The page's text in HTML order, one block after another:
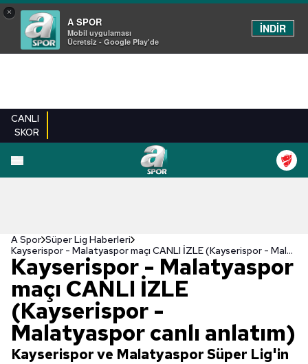
×
A SPOR
Mobil uygulaması
Ücretsiz - Google Play'de
İNDİR
CANLI
SKOR
A Spor Süper Lig Haberleri
Kayserispor - Malatyaspor maçı CANLI İZLE (Kayserispor - Malatyaspor canlı anlatım)
Kayserispor - Malatyaspor
maçı CANLI İZLE
(Kayserispor -
Malatyaspor canlı anlatım)
Kayserispor ve Malatyaspor Süper Lig'in